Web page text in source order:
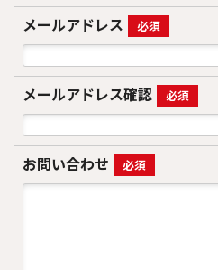
メールアドレス 必須
メールアドレス確認 必須
お問い合わせ 必須